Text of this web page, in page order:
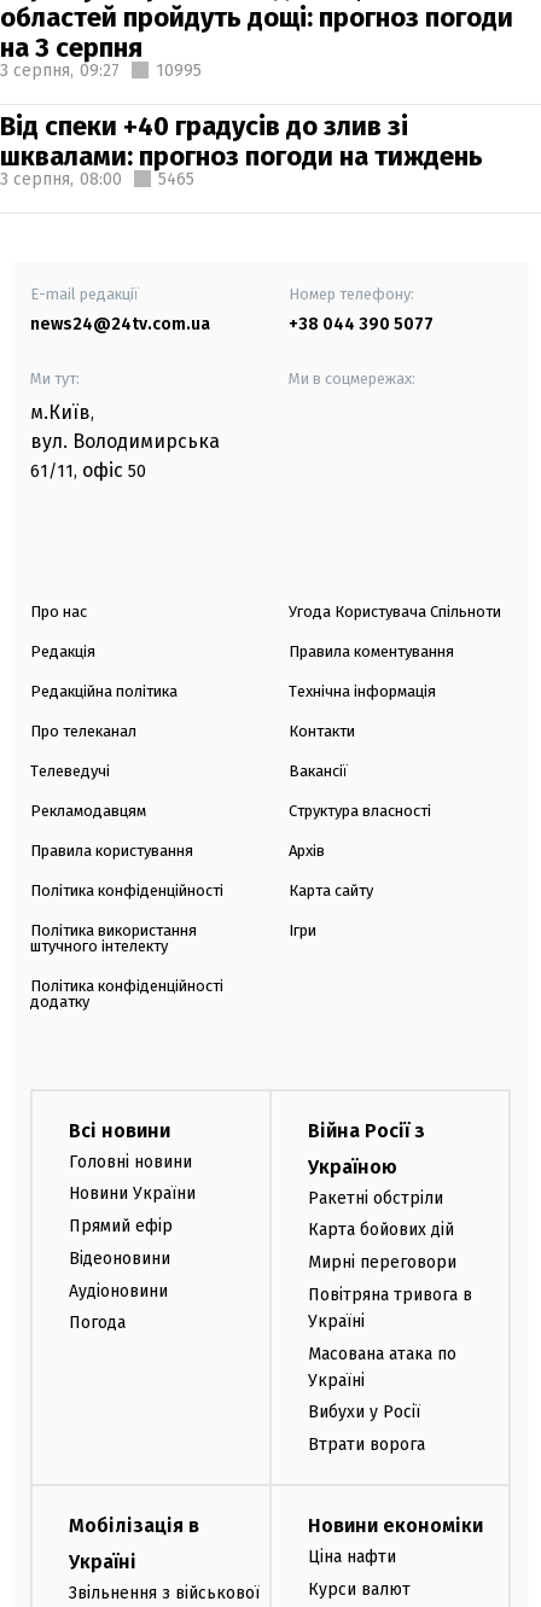
областей пройдуть дощі: прогноз погоди
на 3 серпня
3 серпня, 09:27 10995
Від спеки +40 градусів до злив зі
шквалами: прогноз погоди на тиждень
3 серпня, 08:00 5465
E-mail редакції
news24@24tv.com.ua
Номер телефону:
+38 044 390 5077
Ми тут:
м.Київ,
вул. Володимирська
61/11, офіс 50
Ми в соцмережах:
Про нас
Редакція
Редакційна політика
Про телеканал
Телеведучі
Рекламодавцям
Правила користування
Політика конфіденційності
Політика використання
штучного інтелекту
Політика конфіденційності
додатку
Угода Користувача Спільноти
Правила коментування
Технічна інформація
Контакти
Вакансії
Структура власності
Архів
Карта сайту
Ігри
Всі новини
Головні новини
Новини України
Прямий ефір
Відеоновини
Аудіоновини
Погода
Війна Росії з
Україною
Ракетні обстріли
Карта бойових дій
Мирні переговори
Повітряна тривога в
Україні
Масована атака по
Україні
Вибухи у Росії
Втрати ворога
Мобілізація в
Україні
Звільнення з військової
Новини економіки
Ціна нафти
Курси валют